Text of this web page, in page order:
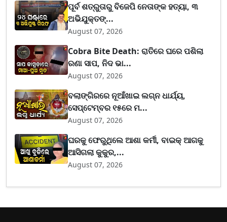
ପୂର୍ବ ଶତ୍ରୁତାରୁ ବିଜେପି ନେତାଙ୍କ ହତ୍ୟା, ୩
ଅଭିଯୁକ୍ତଙ୍...
August 07, 2026
Cobra Bite Death: ରାତିରେ ଘରେ ପଶିଲା
ରଣା ସାପ, ନିଦ ଭା...
August 07, 2026
ବଲାଙ୍ଗିରରେ ନୂଆଁଖାଇ ଲଗ୍ନ ଧାର୍ଯ୍ୟ,
ସେପ୍ଟେମ୍ବର ୧୫ରେ ମ...
August 07, 2026
ଘରକୁ ଫେରୁଥିଲେ ଆଶା କର୍ମୀ, ବାଇକ୍ ଆଗକୁ
ଆସିଗଲା କୁକୁର,...
August 07, 2026